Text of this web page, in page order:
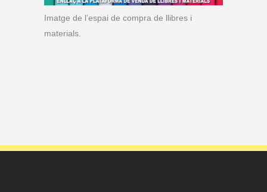
Imatge de l’espai de compra de llibres i
materials.